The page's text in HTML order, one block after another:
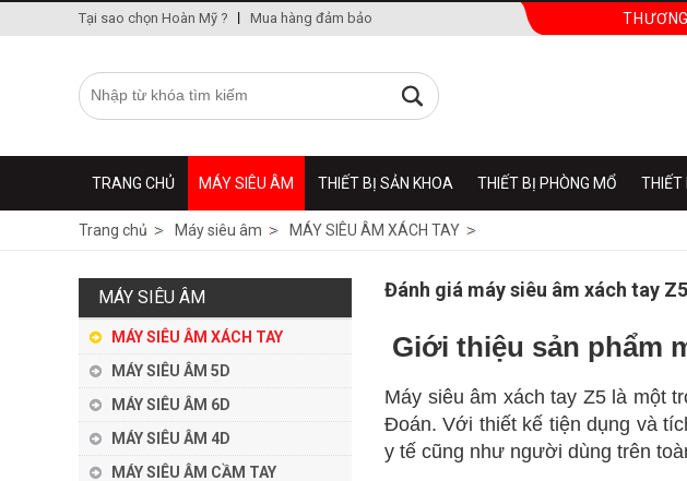
Tại sao chọn Hoàn Mỹ ? Mua hàng đảm bảo
TRANG CHỦ MÁY SIÊU ÂM THIẾT BỊ SẢN KHOA THIẾT BỊ PHÒNG MỔ THIẾT
Trang chủ Máy siêu âm MÁY SIÊU ÂM XÁCH TAY
MÁY SIÊU ÂM
MÁY SIÊU ÂM XÁCH TAY
MÁY SIÊU ÂM 5D
MÁY SIÊU ÂM 6D
MÁY SIÊU ÂM 4D
MÁY SIÊU ÂM CẦM TAY
Đánh giá máy siêu âm xách tay
Giới thiệu sản phẩm
Máy siêu âm xách tay Z5 là một
Đoán. Với thiết kế tiện dụng và
y tế cũng như người dùng trên